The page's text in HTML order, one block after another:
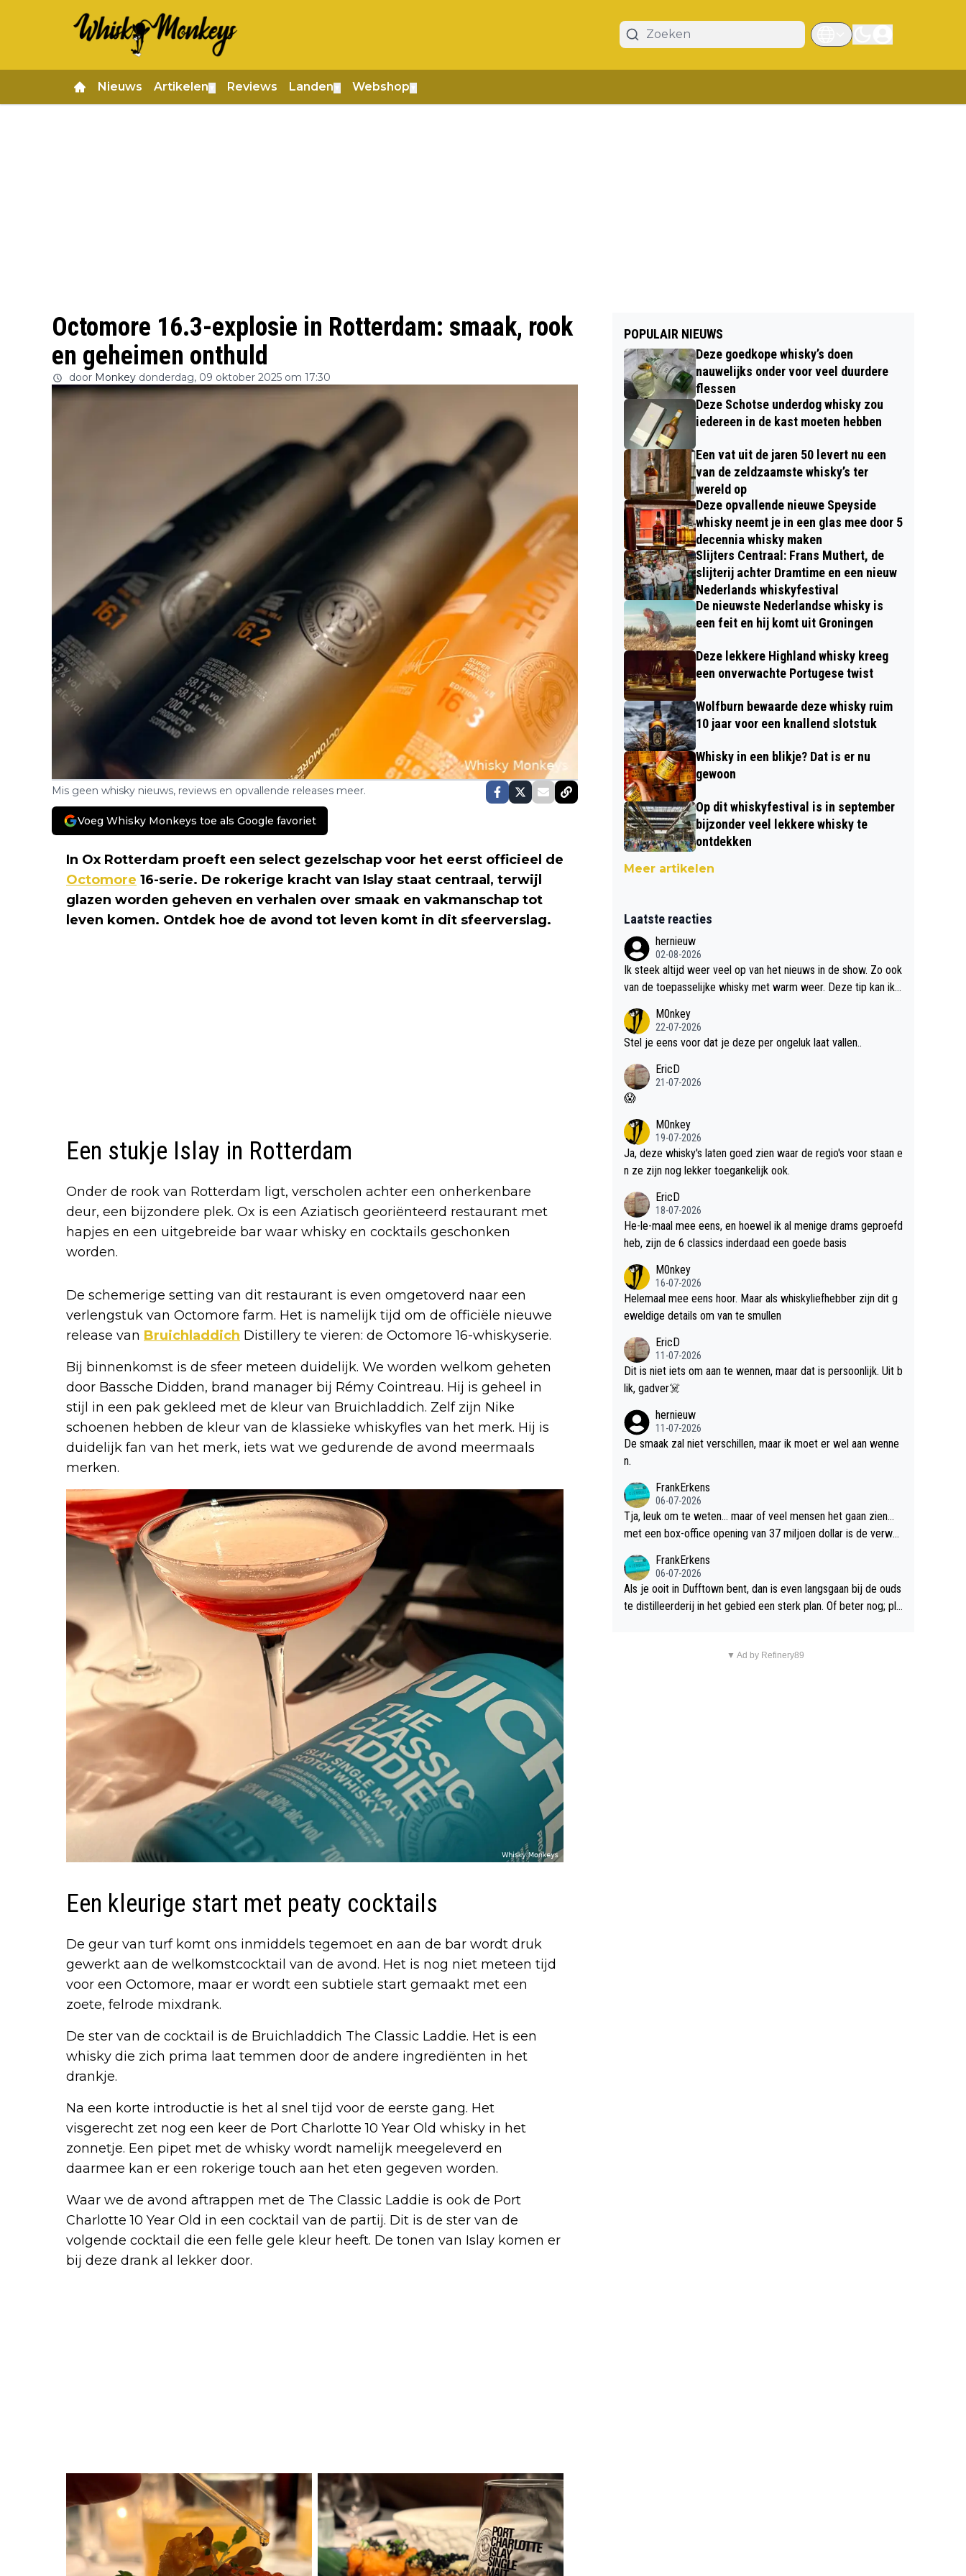
Nieuws Artikelen Reviews Landen Webshop
Octomore 16.3-explosie in Rotterdam: smaak, rook
en geheimen onthuld
door Monkey donderdag, 09 oktober 2025 om 17:30
Mis geen whisky nieuws, reviews en opvallende releases meer.
Voeg Whisky Monkeys toe als Google favoriet
In Ox Rotterdam proeft een select gezelschap voor het eerst officieel de
Octomore 16-serie. De rokerige kracht van Islay staat centraal, terwijl
glazen worden geheven en verhalen over smaak en vakmanschap tot
leven komen. Ontdek hoe de avond tot leven komt in dit sfeerverslag.
Een stukje Islay in Rotterdam
Onder de rook van Rotterdam ligt, verscholen achter een onherkenbare
deur, een bijzondere plek. Ox is een Aziatisch georiënteerd restaurant met
hapjes en een uitgebreide bar waar whisky en cocktails geschonken
worden.
De schemerige setting van dit restaurant is even omgetoverd naar een
verlengstuk van Octomore farm. Het is namelijk tijd om de officiële nieuwe
release van Bruichladdich Distillery te vieren: de Octomore 16-whiskyserie.
Bij binnenkomst is de sfeer meteen duidelijk. We worden welkom geheten
door Bassche Didden, brand manager bij Rémy Cointreau. Hij is geheel in
stijl in een pak gekleed met de kleur van Bruichladdich. Zelf zijn Nike
schoenen hebben de kleur van de klassieke whiskyfles van het merk. Hij is
duidelijk fan van het merk, iets wat we gedurende de avond meermaals
merken.
Een kleurige start met peaty cocktails
De geur van turf komt ons inmiddels tegemoet en aan de bar wordt druk
gewerkt aan de welkomstcocktail van de avond. Het is nog niet meteen tijd
voor een Octomore, maar er wordt een subtiele start gemaakt met een
zoete, felrode mixdrank.
De ster van de cocktail is de Bruichladdich The Classic Laddie. Het is een
whisky die zich prima laat temmen door de andere ingrediënten in het
drankje.
Na een korte introductie is het al snel tijd voor de eerste gang. Het
visgerecht zet nog een keer de Port Charlotte 10 Year Old whisky in het
zonnetje. Een pipet met de whisky wordt namelijk meegeleverd en
daarmee kan er een rokerige touch aan het eten gegeven worden.
Waar we de avond aftrappen met de The Classic Laddie is ook de Port
Charlotte 10 Year Old in een cocktail van de partij. Dit is de ster van de
volgende cocktail die een felle gele kleur heeft. De tonen van Islay komen er
bij deze drank al lekker door.
POPULAIR NIEUWS
Deze goedkope whisky’s doen
nauwelijks onder voor veel duurdere
flessen
Deze Schotse underdog whisky zou
iedereen in de kast moeten hebben
Een vat uit de jaren 50 levert nu een
van de zeldzaamste whisky’s ter
wereld op
Deze opvallende nieuwe Speyside
whisky neemt je in een glas mee door 5
decennia whisky maken
Slijters Centraal: Frans Muthert, de
slijterij achter Dramtime en een nieuw
Nederlands whiskyfestival
De nieuwste Nederlandse whisky is
een feit en hij komt uit Groningen
Deze lekkere Highland whisky kreeg
een onverwachte Portugese twist
Wolfburn bewaarde deze whisky ruim
10 jaar voor een knallend slotstuk
Whisky in een blikje? Dat is er nu
gewoon
Op dit whiskyfestival is in september
bijzonder veel lekkere whisky te
ontdekken
Meer artikelen
Laatste reacties
hernieuw
02-08-2026
Ik steek altijd weer veel op van het nieuws in de show. Zo ook
van de toepasselijke whisky met warm weer. Deze tip kan ik
M0nkey
22-07-2026
Stel je eens voor dat je deze per ongeluk laat vallen..
EricD
21-07-2026
😱
M0nkey
19-07-2026
Ja, deze whisky's laten goed zien waar de regio's voor staan e
n ze zijn nog lekker toegankelijk ook.
EricD
18-07-2026
He-le-maal mee eens, en hoewel ik al menige drams geproefd
heb, zijn de 6 classics inderdaad een goede basis
M0nkey
16-07-2026
Helemaal mee eens hoor. Maar als whiskyliefhebber zijn dit g
eweldige details om van te smullen
EricD
11-07-2026
Dit is niet iets om aan te wennen, maar dat is persoonlijk. Uit b
lik, gadver☠️
hernieuw
11-07-2026
De smaak zal niet verschillen, maar ik moet er wel aan wenne
n.
FrankErkens
06-07-2026
Tja, leuk om te weten... maar of veel mensen het gaan zien...
met een box-office opening van 37 miljoen dollar is de verwa
FrankErkens
06-07-2026
Als je ooit in Dufftown bent, dan is even langsgaan bij de ouds
te distilleerderij in het gebied een sterk plan. Of beter nog; pla
▼ Ad by Refinery89